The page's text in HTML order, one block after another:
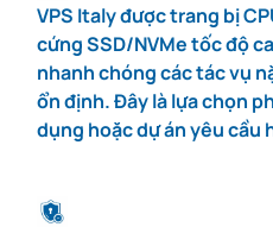
#8 14 GB 10 vCPU
#9 16 GB 16 vCPU
VPS Italy được trang bị
cứng SSD/NVMe tốc độ
nhanh chóng các tác vụ
ổn định. Đây là lựa chọn
dụng hoặc dự án yêu cầu